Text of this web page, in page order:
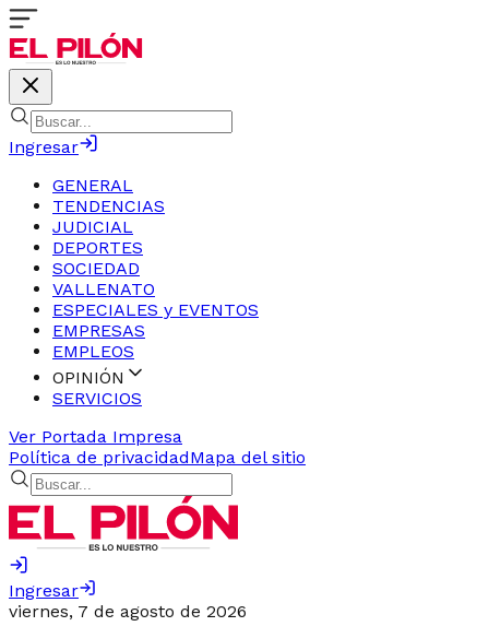
Ingresar
GENERAL
TENDENCIAS
JUDICIAL
DEPORTES
SOCIEDAD
VALLENATO
ESPECIALES y EVENTOS
EMPRESAS
EMPLEOS
OPINIÓN
SERVICIOS
Ver Portada Impresa
Política de privacidadMapa del sitio
Ingresar
viernes, 7 de agosto de 2026